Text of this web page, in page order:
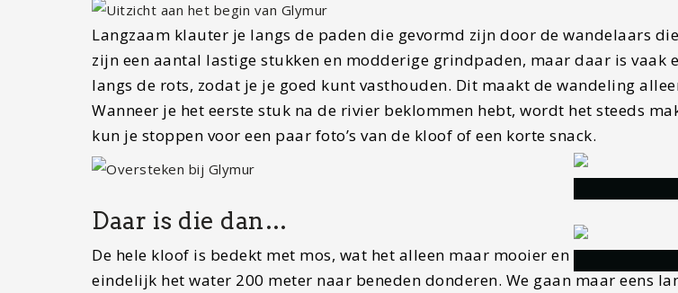
Langzaam klauter je langs de paden die gevormd zijn door de wandelaars
zijn een aantal lastige stukken en modderige grindpaden, maar daar is vaak
langs de rots, zodat je je goed kunt vasthouden. Dit maakt de wandeling
Wanneer je het eerste stuk na de rivier beklommen hebt, wordt het steeds
kun je stoppen voor een paar foto’s van de kloof of een korte snack.
Daar is die dan…
De hele kloof is bedekt met mos, wat het alleen maar mooier en mooier
eindelijk het water 200 meter naar beneden donderen. We gaan maar eens